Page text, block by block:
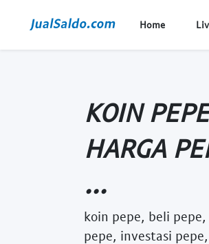
Home
KOIN
HARGA
...
koin pepe, beli
pepe, investasi